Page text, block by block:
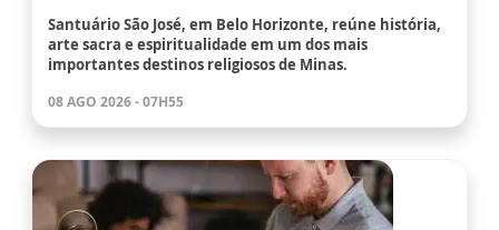
Santuário São José, em Belo Horizonte, reúne história,
arte sacra e espiritualidade em um dos mais
importantes destinos religiosos de Minas.
08 AGO 2026 - 07H55